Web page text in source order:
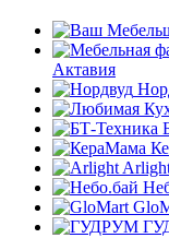
Актавия